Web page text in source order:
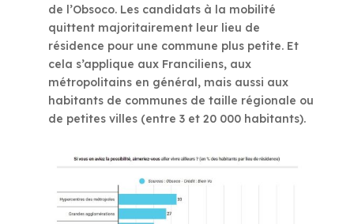
de l’Obsoco. Les candidats à la mobilité
quittent majoritairement leur lieu de
résidence pour une commune plus petite. Et
cela s’applique aux Franciliens, aux
métropolitains en général, mais aussi aux
habitants de communes de taille régionale ou
de petites villes (entre 3 et 20 000 habitants).